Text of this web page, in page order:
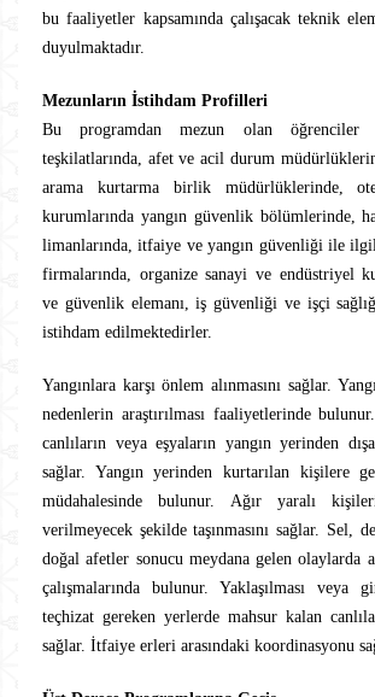
bu faaliyetler kapsamında çalışacak teknik
duyulmaktadır.
Mezunların İstihdam Profilleri
Bu programdan mezun olan öğrenciler
teşkilatlarında, afet ve acil durum
arama kurtarma birlik müdürlüklerinde,
kurumlarında yangın güvenlik bölümlerinde,
limanlarında, itfaiye ve yangın güvenliği ile
firmalarında, organize sanayi ve endüstriyel
ve güvenlik elemanı, iş güvenliği ve işçi
istihdam edilmektedirler.
Yangınlara karşı önlem alınmasını sağlar.
nedenlerin araştırılması faaliyetlerinde bulunur.
canlıların veya eşyaların yangın yerinden
sağlar. Yangın yerinden kurtarılan kişilere
müdahalesinde bulunur. Ağır yaralı
verilmeyecek şekilde taşınmasını sağlar. Sel,
doğal afetler sonucu meydana gelen olaylarda
çalışmalarında bulunur. Yaklaşılması veya
teçhizat gereken yerlerde mahsur kalan
sağlar. İtfaiye erleri arasındaki koordinasyonu